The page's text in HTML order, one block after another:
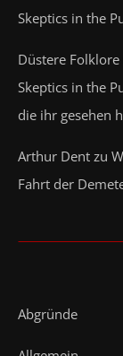
Skeptics in the
Düstere
Skeptics in the
die ihr gesehen
Arthur Dent zu
Fahrt der
Abgründe